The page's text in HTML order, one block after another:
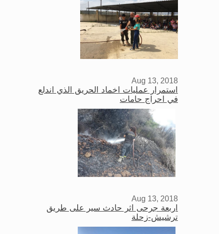
Aug 13, 2018
استمرار عمليات اخماد الحريق الذي اندلع
في احراج حامات
Aug 13, 2018
اربعة جرحى اثر حادث سير على طريق
ترشيش-زحلة